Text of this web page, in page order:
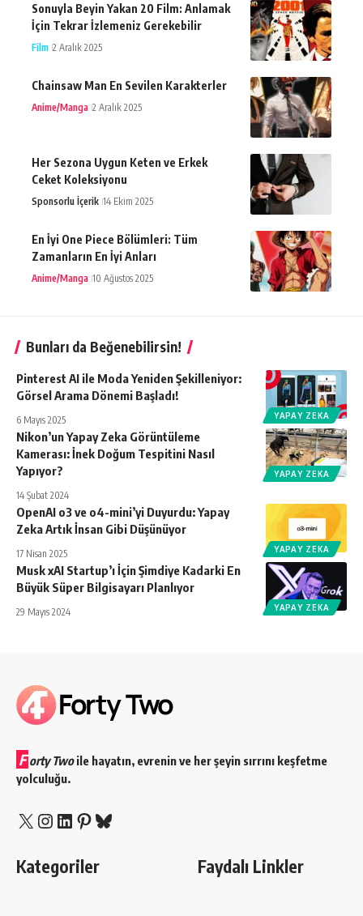
Sonuyla Beyin Yakan 20 Film: Anlamak
İçin Tekrar İzlemeniz Gerekebilir
Film 2 Aralık 2025
Chainsaw Man En Sevilen Karakterler
Anime/Manga 2 Aralık 2025
Her Sezona Uygun Keten ve Erkek
Ceket Koleksiyonu
Sponsorlu İçerik 14 Ekim 2025
En İyi One Piece Bölümleri: Tüm
Zamanların En İyi Anları
Anime/Manga 10 Ağustos 2025
Bunları da Beğenebilirsin!
YAPAY ZEKA
Pinterest AI ile Moda Yeniden Şekilleniyor:
Görsel Arama Dönemi Başladı!
6 Mayıs 2025
YAPAY ZEKA
Nikon’un Yapay Zeka Görüntüleme
Kamerası: İnek Doğum Tespitini Nasıl
Yapıyor?
14 Şubat 2024
YAPAY ZEKA
OpenAI o3 ve o4-mini’yi Duyurdu: Yapay
Zeka Artık İnsan Gibi Düşünüyor
17 Nisan 2025
YAPAY ZEKA
Musk xAI Startup’ı İçin Şimdiye Kadarki En
Büyük Süper Bilgisayarı Planlıyor
29 Mayıs 2024
F orty Twoile hayatın, evrenin ve her şeyin sırrını keşfetme
yolculuğu.
X Instagram
LinkedIn
Pinterest
Bluesky
Kategoriler Faydalı Linkler